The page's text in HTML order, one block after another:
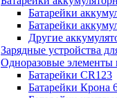
Батарейки
Батарейки
Другие
Зарядные устройства
Одноразовые элементы
Батарейки CR123
Батарейки Крона